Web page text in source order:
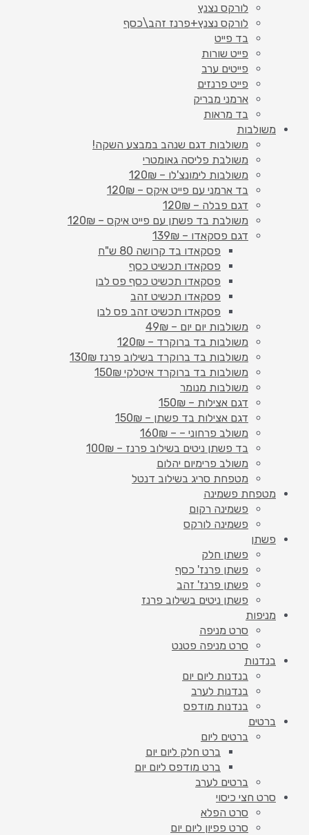
לורקס נצנץ
לורקס נצנץ+פרנז זהב\כסף
בד פייט
פייט שורות
פייטים ערב
פייט פרנזים
ארמני מבריק
בד מראות
משולבות
משולבות דגם שנהב במבצע השקה!
משולבת פליסה גאומטרי
משולבות לימונצ'לו – 120₪
בד ארמני עם פייט איקס – 120₪
דגם פבלה – 120₪
משולבת בד פשתן עם פייט איקס – 120₪
דגם פסקאדו – 139₪
פסקאדו בד קרושה 80 ש"ח
פסקאדו תכשיט כסף
פסקאדו תכשיט כסף פס לבן
פסקאדו תכשיט זהב
פסקאדו תכשיט זהב פס לבן
משולבות יום יום – 49₪
משולבות בד ברוקרד – 120₪
משולבות בד ברוקרד בשילוב פרנז 130₪
משולבות בד ברוקרד איטלקי 150₪
משולבות מנומר
דגם אצילות – 150₪
דגם אצילות בד פשתן – 150₪
משולב פרחוני – – 160₪
בד פשתן ניטים בשילוב פרנז – 100₪
משולב פרימיום יהלום
מטפחת סריג בשילוב דנטל
מטפחת פשמינה
פשמינה רקום
פשמינה לורקס
פשתן
פשתן חלק
פשתן פרנז' כסף
פשתן פרנז' זהב
פשתן ניטים בשילוב פרנז
מניפות
סרט מניפה
סרט מניפה פטנט
בנדנות
בנדנות ליום יום
בנדנות לערב
בנדנות מודפס
ברטים
ברטים ליום
ברט חלק ליום יום
ברט מודפס ליום יום
ברטים לערב
סרט חצי כיסוי
סרט הפלא
סרט פפיון ליום יום